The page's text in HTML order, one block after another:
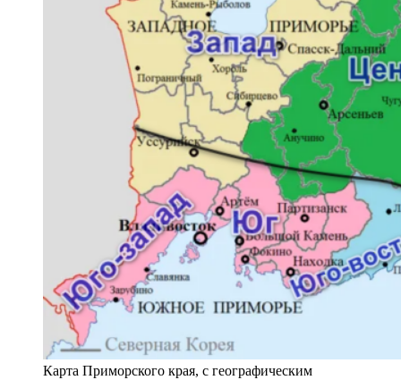
Карта Приморского края, с географическим